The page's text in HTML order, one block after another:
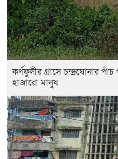
কর্ণফুলীর গ্রাসে চন্দ্রঘোনার
হাজারো মানুষ